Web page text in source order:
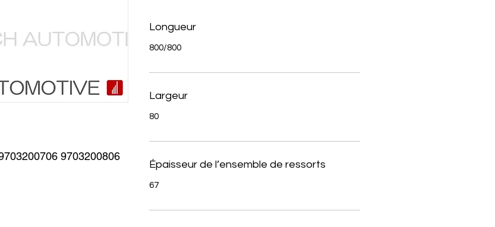
9703200806
Longueur
800/800
Largeur
80
Épaisseur de l’ensemble de ressorts
67